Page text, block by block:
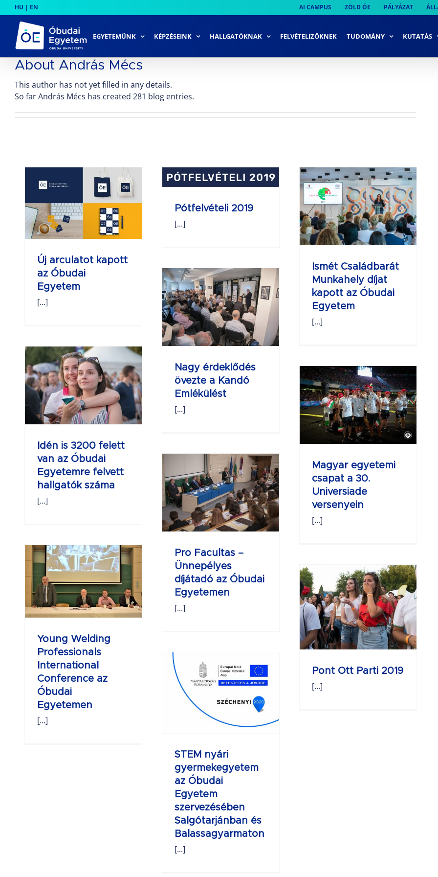
to
content
HU | EN AI CAMPUS ZÖLD ÓE PÁLYÁZAT
EGYETEMÜNK KÉPZÉSEINK HALLGATÓKNAK FELVÉTELIZŐKNEK TUDOMÁNY KUTATÁS
About András Mécs
This author has not yet filled in any details.
So far András Mécs has created 281 blog entries.
Új arculatot kapott
az Óbudai
Egyetem
[...]
Pótfelvételi 2019
Pótfelvételi 2019
[...]
Ismét
Munkahely díjat
Ismét Családbarát
Munkahely díjat
kapott az Óbudai
Egyetem
[...]
Nagy érdeklődés
övezte a Kandó
Emlékülést
[...]
Idén is 3200 felett
van az Óbudai
Egyetemre felvett
hallgatók száma
[...]
Magyar
egyetemi csapat
Magyar egyetemi
csapat a 30.
Universiade
versenyein
[...]
Pro Facultas –
Ünnepélyes
Pro Facultas –
Ünnepélyes
díjátadó az Óbudai
Egyetemen
[...]
Young Welding
Professionals
International
Conference az
Óbudai
Egyetemen
[...]
Pont Ott Parti 2019
[...]
STEM nyári
gyermekegyetem
az Óbudai
szervezésében
STEM nyári
gyermekegyetem
az Óbudai
Egyetem
szervezésében
Salgótarjánban és
Balassagyarmaton
[...]